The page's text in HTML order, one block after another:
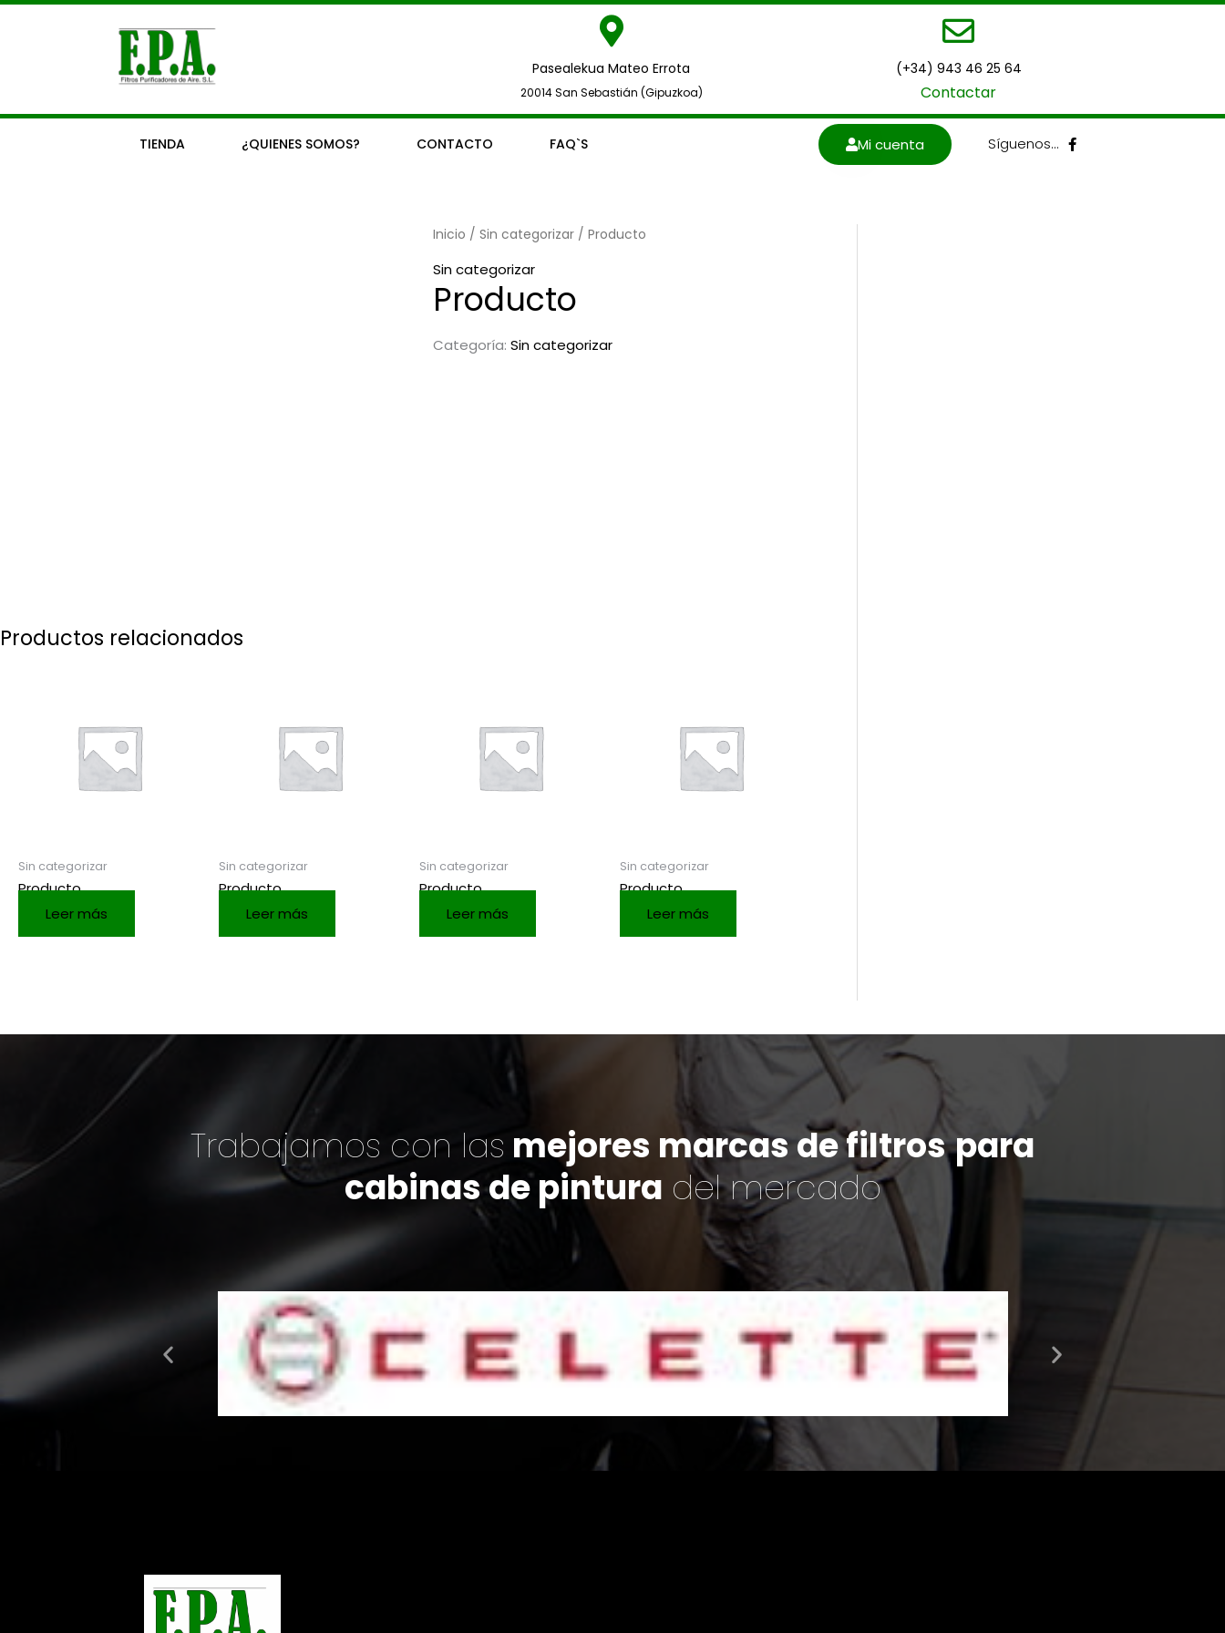
Ir
Pasealekua Mateo Errota
20014 San Sebastián (Gipuzkoa)
(+34) 943 46 25 64
Contactar
TIENDA ¿QUIENES SOMOS? CONTACTO FAQ`S Mi cuenta Síguenos… F
a
Inicio /Sin categorizar / Producto
Sin categorizar
Producto
Categoría:Sin categorizar
Productos relacionados
Sin categorizar
Producto
Leer más
Sin categorizar
Producto
Leer más
Sin categorizar
Producto
Leer más
Sin categorizar
Producto
Leer más
Trabajamos con las mejores marcas de filtrospara
cabinas de pintura del mercado